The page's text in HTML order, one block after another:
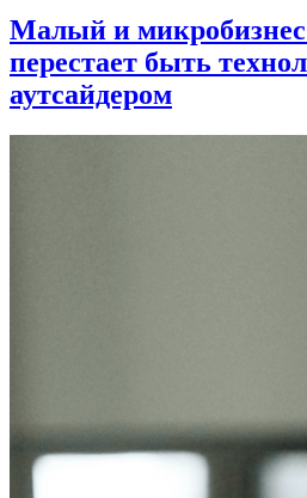
Малый и микробизнес
перестает быть
аутсайдером